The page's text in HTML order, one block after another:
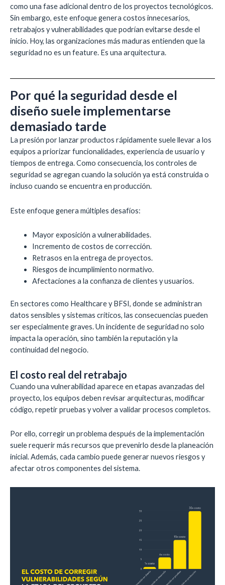
como una fase adicional dentro de los proyectos tecnológicos.
Sin embargo, este enfoque genera costos innecesarios,
retrabajos y vulnerabilidades que podrían evitarse desde el
inicio. Hoy, las organizaciones más maduras entienden que la
seguridad no es un feature. Es una arquitectura.
Por qué la seguridad desde el
diseño suele implementarse
demasiado tarde
La presión por lanzar productos rápidamente suele llevar a los
equipos a priorizar funcionalidades, experiencia de usuario y
tiempos de entrega. Como consecuencia, los controles de
seguridad se agregan cuando la solución ya está construida o
incluso cuando se encuentra en producción.
Este enfoque genera múltiples desafíos:
Mayor exposición a vulnerabilidades.
Incremento de costos de corrección.
Retrasos en la entrega de proyectos.
Riesgos de incumplimiento normativo.
Afectaciones a la confianza de clientes y usuarios.
En sectores como Healthcare y BFSI, donde se administran
datos sensibles y sistemas críticos, las consecuencias pueden
ser especialmente graves. Un incidente de seguridad no solo
impacta la operación, sino también la reputación y la
continuidad del negocio.
El costo real del retrabajo
Cuando una vulnerabilidad aparece en etapas avanzadas del
proyecto, los equipos deben revisar arquitecturas, modificar
código, repetir pruebas y volver a validar procesos completos.
Por ello, corregir un problema después de la implementación
suele requerir más recursos que prevenirlo desde la planeación
inicial. Además, cada cambio puede generar nuevos riesgos y
afectar otros componentes del sistema.